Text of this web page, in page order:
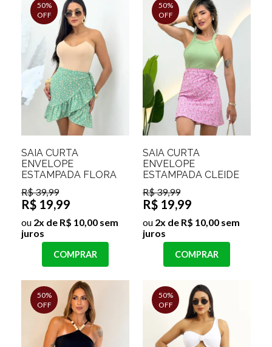
50%
OFF
SAIA CURTA
ENVELOPE
ESTAMPADA FLORA
R$ 39,99
R$ 19,99
ou 2x de R$ 10,00 sem
juros
COMPRAR
50%
OFF
SAIA CURTA
ENVELOPE
ESTAMPADA CLEIDE
R$ 39,99
R$ 19,99
ou 2x de R$ 10,00 sem
juros
COMPRAR
50%
OFF
50%
OFF